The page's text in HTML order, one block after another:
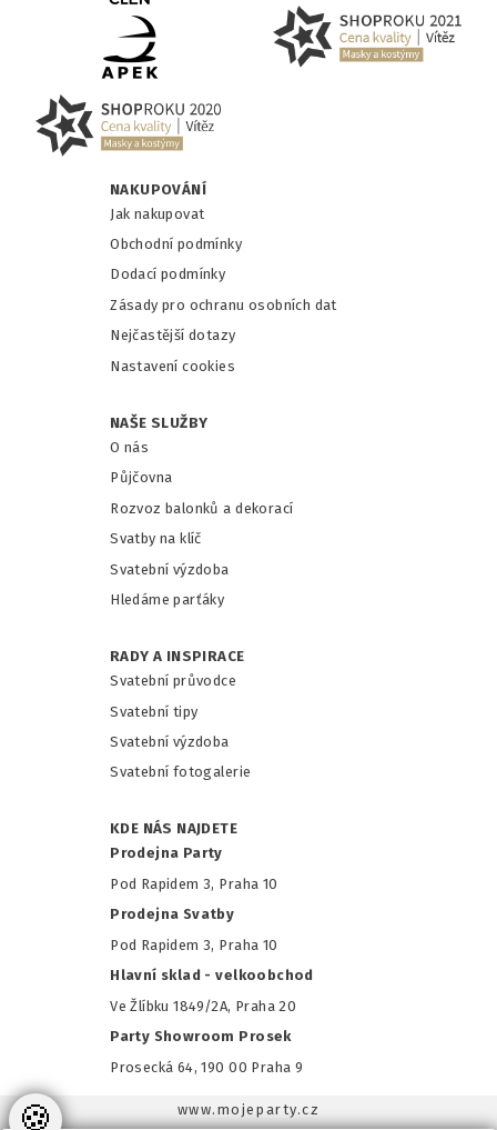
NAKUPOVÁNÍ
Jak nakupovat
Obchodní podmínky
Dodací podmínky
Zásady pro ochranu osobních dat
Nejčastější dotazy
Nastavení cookies
NAŠE SLUŽBY
O nás
Půjčovna
Rozvoz balonků a dekorací
Svatby na klíč
Svatební výzdoba
Hledáme parťáky
RADY A INSPIRACE
Svatební průvodce
Svatební tipy
Svatební výzdoba
Svatební fotogalerie
KDE NÁS NAJDETE
Prodejna Party
Pod Rapidem 3, Praha 10
Prodejna Svatby
Pod Rapidem 3, Praha 10
Hlavní sklad - velkoobchod
Ve Žlíbku 1849/2A, Praha 20
Party Showroom Prosek
Prosecká 64, 190 00 Praha 9
www.mojeparty.cz
🍪